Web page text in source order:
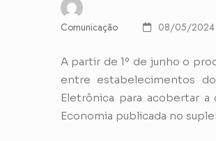
Comunicação 08/05/2024
A partir de 1º de junho o
entre estabelecimentos
Eletrônica para acobertar a
Economia publicada no